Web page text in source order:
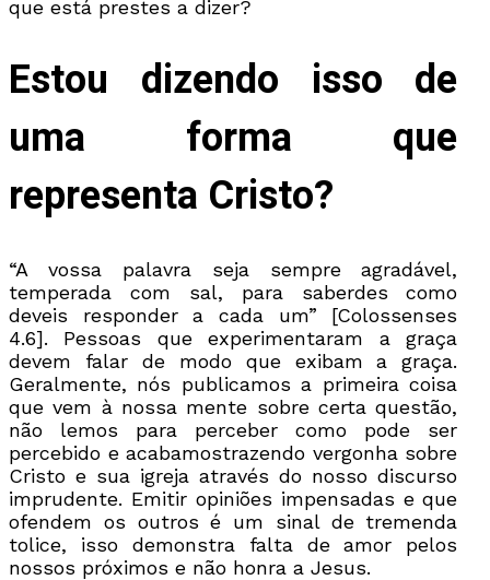
que está prestes a dizer?
Estou dizendo isso de
uma forma que
representa Cristo?
“A vossa palavra seja sempre agradável,
temperada com sal, para saberdes como
deveis responder a cada um” [Colossenses
4.6]. Pessoas que experimentaram a graça
devem falar de modo que exibam a graça.
Geralmente, nós publicamos a primeira coisa
que vem à nossa mente sobre certa questão,
não lemos para perceber como pode ser
percebido e acabamostrazendo vergonha sobre
Cristo e sua igreja através do nosso discurso
imprudente. Emitir opiniões impensadas e que
ofendem os outros é um sinal de tremenda
tolice, isso demonstra falta de amor pelos
nossos próximos e não honra a Jesus.